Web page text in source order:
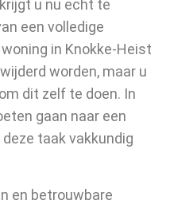
u nu echt te
een volledige
in Knokke-Heist
worden, maar u
dit zelf te doen. In
gaan naar een
taak vakkundig
en betrouwbare